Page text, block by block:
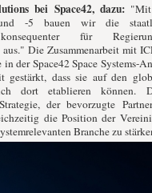
bei Space42, dazu:
-5 bauen wir die
für
Die Zusammenarbeit mit
der Space42 Space Systems-
gestärkt, dass sie auf den
dort etablieren können.
der bevorzugte
die Position der
Branche zu